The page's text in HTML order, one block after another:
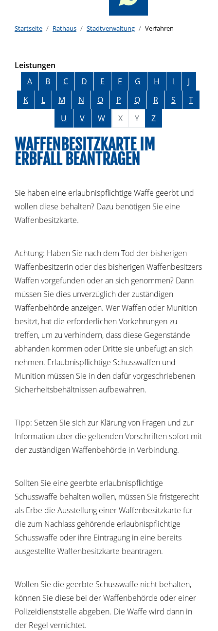
Startseite Rathaus Stadtverwaltung Verfahren
Leistungen
Alphabetisches Register überspringen
A B C D E F G H I
J
K
L M N O P Q R S
T
U
V W X Y Z
WAFFENBESITZKARTE IM
ERBFALL BEANTRAGEN
Sie haben eine erlaubnispflichtige Waffe geerbt und
wollen diese behalten? Dazu benötigen Sie eine
Waffenbesitzkarte.
Achtung: Haben Sie nach dem Tod der bisherigen
Waffenbesitzerin oder des bisherigen Waffenbesitzers
Waffen vorgefunden oder an sich genommen? Dann
müssen Sie dies unverzüglich der zuständigen
Waffenbehörde anzeigen. Wer Waffen oder Munition
besitzt, hat die erforderlichen Vorkehrungen zu
treffen, um zu verhindern, dass diese Gegenstände
abhanden kommen oder Dritte sie unbefugt an sich
nehmen. Erlaubnispflichtige Schusswaffen und
Munition müssen Sie in den dafür vorgeschriebenen
Sicherheitsbehältnissen aufbewahren.
Tipp: Setzen Sie sich zur Klärung von Fragen und zur
Information über die geltenden Vorschriften sofort mit
der zuständigen Waffenbehörde in Verbindung.
Sollten Sie eine geerbte erlaubnispflichtige
Schusswaffe behalten wollen, müssen Sie fristgerecht
als Erbe die Ausstellung einer Waffenbesitzkarte für
die zum Nachlass gehörende erlaubnispflichtige
Schusswaffe oder ihre Eintragung in eine bereits
ausgestellte Waffenbesitzkarte beantragen.
Wollen Sie die geerbte Schusswaffe nicht behalten,
können Sie diese bei der Waffenbehörde oder einer
Polizeidienststelle abgeben. Die Waffe wird dann in
der Regel vernichtet.